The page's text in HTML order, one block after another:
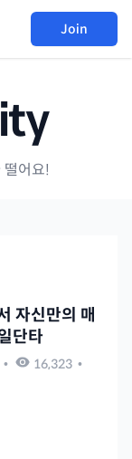
Join
어요!
자신만의 매
단타
• 16,323 •